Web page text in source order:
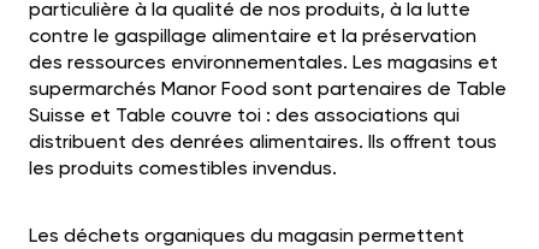
particulière à la qualité de nos produits, à la lutte
contre le gaspillage alimentaire et la préservation
des ressources environnementales. Les magasins et
supermarchés Manor Food sont partenaires de Table
Suisse et Table couvre toi : des associations qui
distribuent des denrées alimentaires. Ils offrent tous
les produits comestibles invendus.
Les déchets organiques du magasin permettent